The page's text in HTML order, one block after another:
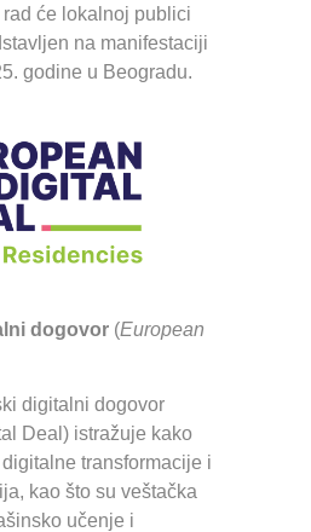
će lokalnoj publici
na manifestaciji
godine u Beogradu.
dogovor (European
digitalni dogovor
Deal) istražuje kako
transformacije i
kao što su veštačka
učenje i